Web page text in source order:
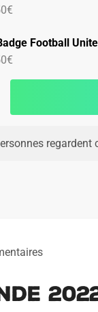
Football
regardent